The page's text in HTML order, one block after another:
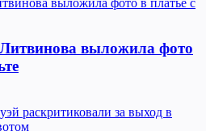
выложила фото